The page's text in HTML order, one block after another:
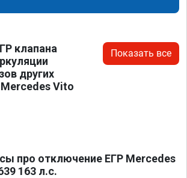
клапана
других
Vito
Показать все
про отключение ЕГР Mercedes
163 л.с.